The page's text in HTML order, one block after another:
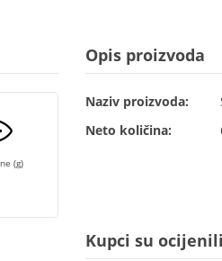
(g)
Opis proizvoda
Naziv proizvoda:
Neto količina:
Kupci su ocijenili